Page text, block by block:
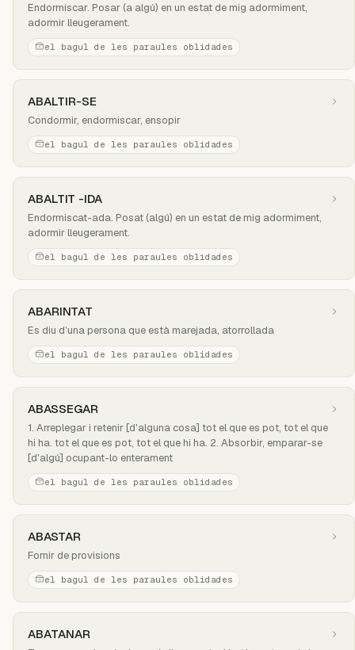
Endormiscar. Posar (a algú) en un estat de mig adormiment,
adormir lleugerament.
el bagul de les paraules oblidades
ABALTIR-SE
Condormir, endormiscar, ensopir
el bagul de les paraules oblidades
ABALTIT -IDA
Endormiscat-ada. Posat (algú) en un estat de mig adormiment,
adormir lleugerament.
el bagul de les paraules oblidades
ABARINTAT
Es diu d’una persona que està marejada, atorrollada
el bagul de les paraules oblidades
ABASSEGAR
1. Arreplegar i retenir [d'alguna cosa] tot el que es pot, tot el que
hi ha. tot el que es pot, tot el que hi ha. 2. Absorbir, emparar-se
[d'algú] ocupant-lo enterament
el bagul de les paraules oblidades
ABASTAR
Fornir de provisions
el bagul de les paraules oblidades
ABATANAR